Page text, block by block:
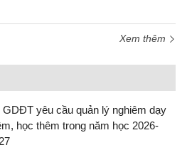
Xem thêm
GDĐT yêu cầu quản lý nghiêm dạy
học thêm trong năm học 2026-